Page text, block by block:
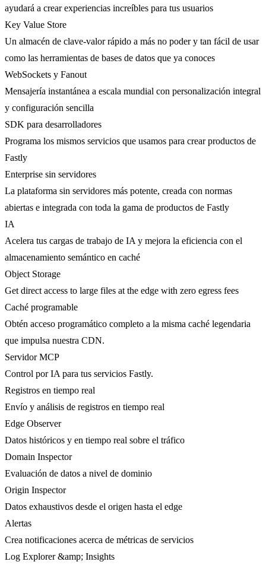
ayudará a crear experiencias increíbles para tus usuarios
Key Value Store
Un almacén de clave-valor rápido a más no poder y tan fácil de usar
como las herramientas de bases de datos que ya conoces
WebSockets y Fanout
Mensajería instantánea a escala mundial con personalización integral
y configuración sencilla
SDK para desarrolladores
Programa los mismos servicios que usamos para crear productos de
Fastly
Enterprise sin servidores
La plataforma sin servidores más potente, creada con normas
abiertas e integrada con toda la gama de productos de Fastly
IA
Acelera tus cargas de trabajo de IA y mejora la eficiencia con el
almacenamiento semántico en caché
Object Storage
Get direct access to large files at the edge with zero egress fees
Caché programable
Obtén acceso programático completo a la misma caché legendaria
que impulsa nuestra CDN.
Servidor MCP
Control por IA para tus servicios Fastly.
Registros en tiempo real
Envío y análisis de registros en tiempo real
Edge Observer
Datos históricos y en tiempo real sobre el tráfico
Domain Inspector
Evaluación de datos a nivel de dominio
Origin Inspector
Datos exhaustivos desde el origen hasta el edge
Alertas
Crea notificaciones acerca de métricas de servicios
Log Explorer &amp; Insights